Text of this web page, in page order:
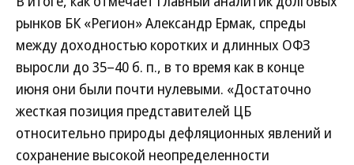
рынков БК «Регион» Александр Ермак, спреды
между доходностью коротких и длинных ОФЗ
выросли до 35–40 б. п., в то время как в конце
июня они были почти нулевыми. «Достаточно
жесткая позиция представителей ЦБ
относительно природы дефляционных явлений и
сохранение высокой неопределенности